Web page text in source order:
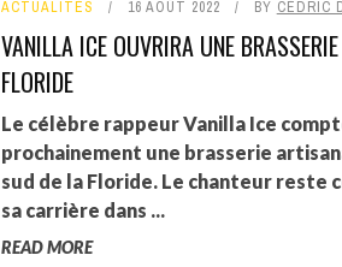
ACTUALITÉS 16 AOÛT 2022 BY CÉDRIC
VANILLA ICE OUVRIRA UNE
FLORIDE
Le célèbre rappeur Vanilla Ice
prochainement une brasserie
sud de la Floride. Le chanteur reste
sa carrière dans ...
READ MORE